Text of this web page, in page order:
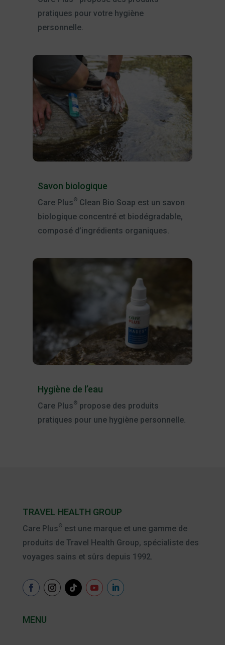
pratiques pour votre hygiène
personnelle.
Savon biologique
Care Plus®Clean Bio Soap est un savon
biologique concentré et biodégradable,
composé d’ingrédients organiques.
Hygiène de l’eau
Care Plus®propose des produits
pratiques pour une hygiène personnelle.
TRAVEL HEALTH GROUP
Care Plus®est une marque et une gamme de
produits de Travel Health Group, spécialiste des
voyages sains et sûrs depuis 1992.
MENU